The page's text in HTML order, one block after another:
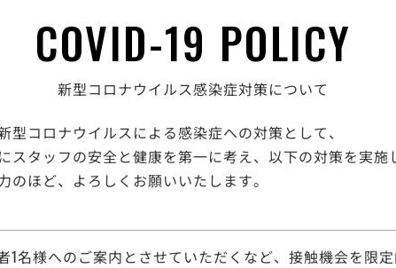
COVID-19 POLICY
新型コロナウイルス感染症対策について
型コロナウイルスによる感染症への対策として、
スタッフの安全と健康を第一に考え、以下の対策を実施
のほど、よろしくお願いいたします。
名様へのご案内とさせていただくなど、接触機会を限定